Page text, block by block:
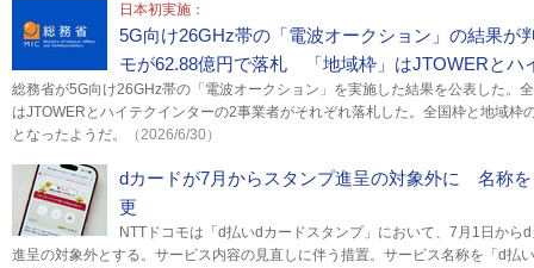
日本初実施：
5G向け26GHz帯の「電波オークション」の結果
モが62.88億円で落札 「地域枠」はJTOWERとハ
総務省が5G向け26GHz帯の「電波オークション」を実施した結果を公表した。
はJTOWERとハイテクインターの2事業者がそれぞれ落札した。全国枠と地域枠
となったようだ。
（2026/6/30）
dカードが7月からスタンプ進呈の対象外に 名称
更
NTTドコモは「d払いdカードスタンプ」において、7月1日から
進呈の対象外とする。サービス内容の見直しに伴う措置。サービス名称を「d払